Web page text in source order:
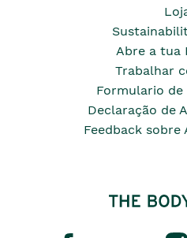
Abre a tua
Trabalhar
Formulario de
Declaração de
Feedback sobre